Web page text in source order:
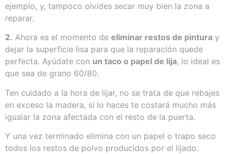
ejemplo, y, tampoco olvides secar muy bien la zona a
reparar.
2. Ahora es el momento de eliminar restos de pintura y
dejar la superficie lisa para que la reparación quede
perfecta. Ayúdate con un taco o papel de lija, lo ideal es
que sea de grano 60/80.
Ten cuidado a la hora de lijar, no se trata de que rebajes
en exceso la madera, si lo haces te costará mucho más
igualar la zona afectada con el resto de la puerta.
Y una vez terminado elimina con un papel o trapo seco
todos los restos de polvo producidos por el lijado.